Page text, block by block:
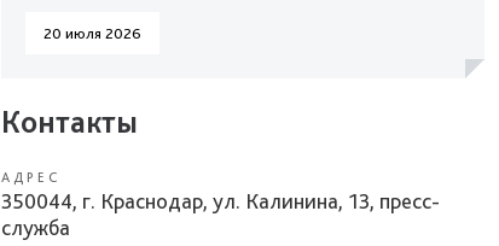
20 июля 2026
Контакты
АДРЕС
350044, г. Краснодар, ул. Калинина, 13, пресс-
служба